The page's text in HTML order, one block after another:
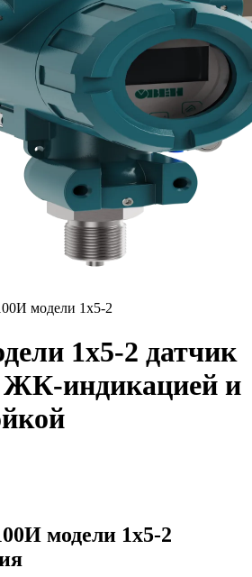
модели 1х5-2
1х5-2 датчик
ЖК-индикацией и
модели 1х5-2